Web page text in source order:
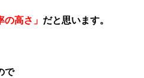
高さ」 だと思います。
で